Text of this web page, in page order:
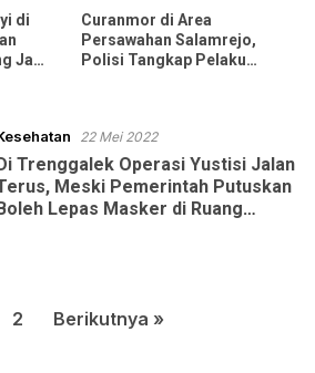
di
Jadi
Curanmor di Area
Persawahan Salamrejo,
Polisi Tangkap Pelaku
22 Mei 2022
Di Trenggalek Operasi Yustisi Jalan
Meski Pemerintah Putuskan
Boleh Lepas Masker di Ruang
2 Berikutnya »